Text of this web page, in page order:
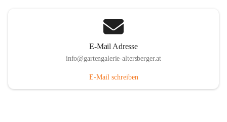
E-Mail Adresse
info@gartengalerie-altersberger.at
E-Mail schreiben